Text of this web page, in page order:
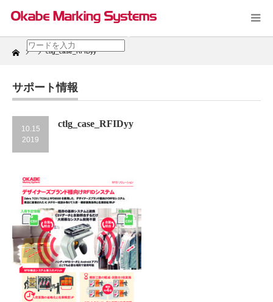
Home ctlg_case_RFIDyy
サポート情報
10.15
2019
ctlg_case_RFIDyy